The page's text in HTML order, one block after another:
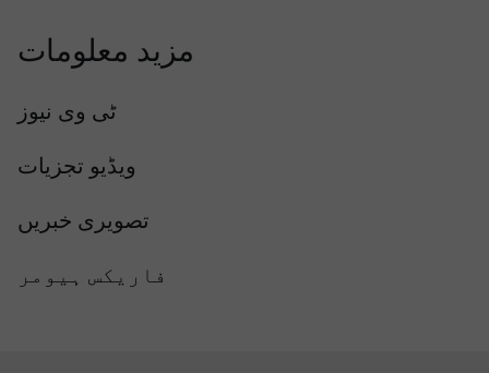
مزید معلومات
ٹی وی نیوز
ویڈیو تجزیات
تصویری خبریں
فاریکس ہیومر